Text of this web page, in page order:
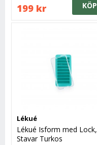
199 kr KÖP
Lékué
Lékué Isform med Lock,
Stavar Turkos